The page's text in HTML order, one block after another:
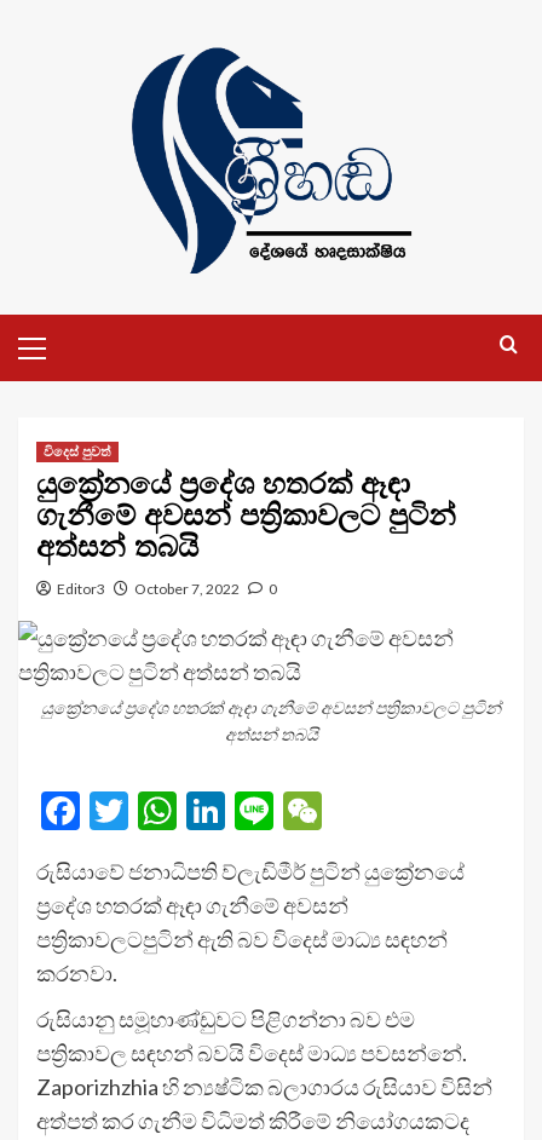
Menu
විදෙස් පුවත්
යුක්‍රේනයේ ප්‍රදේශ හතරක් ඈඳා
ගැනීමේ අවසන් පත්‍රිකාවලට පුටින්
අත්සන් තබයි
Editor3 October 7, 2022 0
යුක්‍රේනයේ ප්‍රදේශ හතරක් ඈඳා ගැනීමේ අවසන් පත්‍රිකාවලට පුටින්
අත්සන් තබයි
Facebook
Twitter
WhatsApp
LinkedIn
Line
රුසියාවේ ජනාධිපති ව්ලැඩිමීර් පුටින් යුක්‍රේනයේ
ප්‍රදේශ හතරක් ඈඳා ගැනීමේ අවසන්
පත්‍රිකාවලටපුටින් ඇති බව විදෙස් මාධ්‍ය සඳහන්
කරනවා.
රුසියානු සමූහාණ්ඩුවට පිළිගන්නා බව එම
පත්‍රිකාවල සඳහන් බවයි විදෙස් මාධ්‍ය පවසන්නේ.
Zaporizhzhia හි න්‍යෂ්ටික බලාගාරය රුසියාව විසින්
අත්පත් කර ගැනීම විධිමත් කිරීමේ නියෝගයකටද